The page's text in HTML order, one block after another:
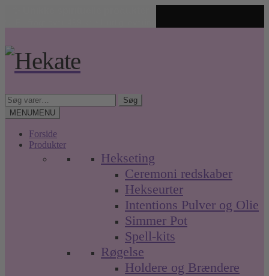
navigation
indhold
Søg
efter:
Søg
MENUMENU
Forside
Produkter
Hekseting
Ceremoni redskaber
Hekseurter
Intentions Pulver og Olie
Simmer Pot
Spell-kits
Røgelse
Holdere og Brændere